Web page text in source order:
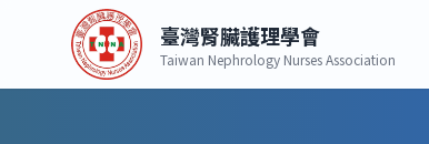
臺灣腎臟護理學會
Taiwan Nephrology Nurses Association